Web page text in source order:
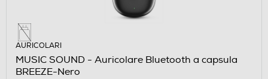
AURICOLARI
MUSIC SOUND - Auricolare Bluetooth a capsula
BREEZE-Nero